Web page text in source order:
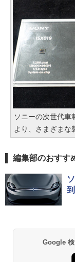
ソニーの次世代車
より、さまざまな
編集部のおすす
Google 検